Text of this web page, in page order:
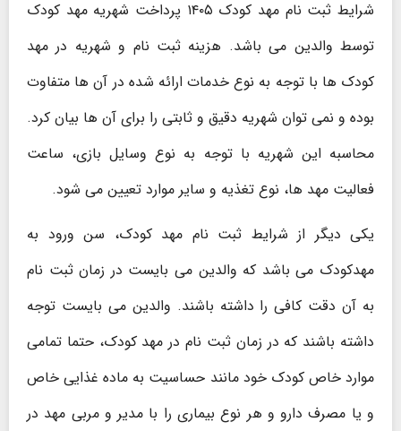
شرایط ثبت نام مهد کودک ۱۴۰۵ پرداخت شهریه مهد کودک
توسط والدین می باشد. هزینه ثبت نام و شهریه در مهد
کودک ها با توجه به نوع خدمات ارائه شده در آن ها متفاوت
بوده و نمی توان شهریه دقیق و ثابتی را برای آن ها بیان کرد.
محاسبه این شهریه با توجه به نوع وسایل بازی، ساعت
فعالیت مهد ها، نوع تغذیه و سایر موارد تعیین می شود.
یکی دیگر از شرایط ثبت نام مهد کودک، سن ورود به
مهدکودک می باشد که والدین می بایست در زمان ثبت نام
به آن دقت کافی را داشته باشند. والدین می بایست توجه
داشته باشند که در زمان ثبت نام در مهد کودک، حتما تمامی
موارد خاص کودک خود مانند حساسیت به ماده غذایی خاص
و یا مصرف دارو و هر نوع بیماری را با مدیر و مربی مهد در